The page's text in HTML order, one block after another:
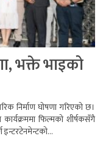
भक्ते भाइको
निर्माण घोषणा गरिएको छ।
फिल्मको शीर्षकसँगै
इन्टरटेनमेन्टको...